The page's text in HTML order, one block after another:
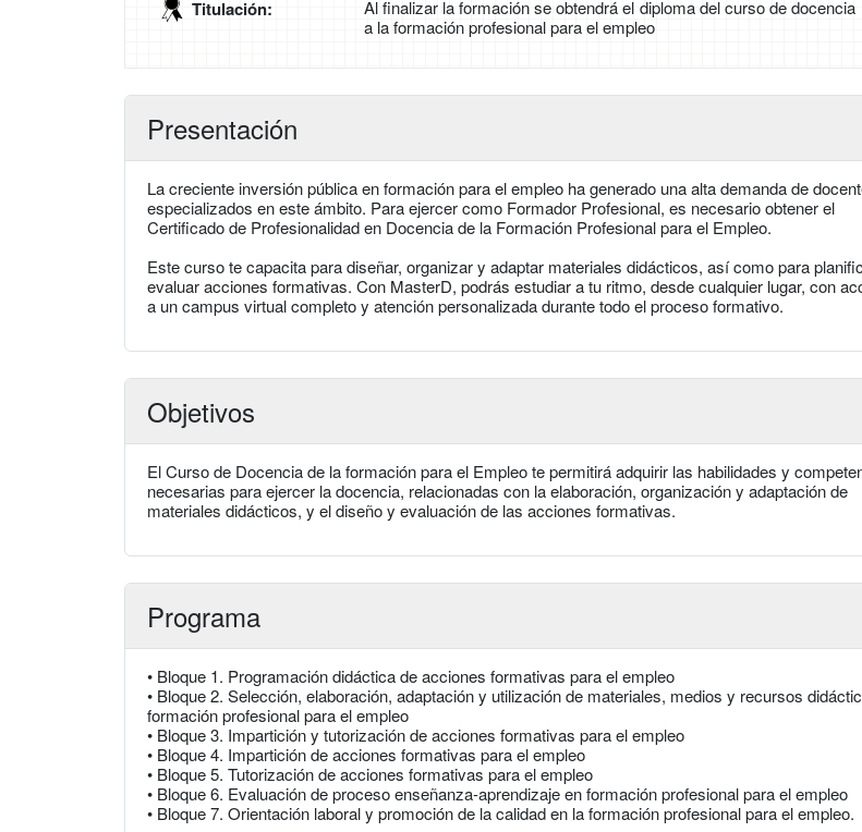
Titulación:
Al finalizar la formación se obtendrá el diploma del curso de docencia
a la formación profesional para el empleo
Presentación
La creciente inversión pública en formación para el empleo ha generado una alta demanda de
especializados en este ámbito. Para ejercer como Formador Profesional, es necesario obtener el
Certificado de Profesionalidad en Docencia de la Formación Profesional para el Empleo.
Este curso te capacita para diseñar, organizar y adaptar materiales didácticos, así como para
evaluar acciones formativas. Con MasterD, podrás estudiar a tu ritmo, desde cualquier lugar, con
a un campus virtual completo y atención personalizada durante todo el proceso formativo.
Objetivos
El Curso de Docencia de la formación para el Empleo te permitirá adquirir las habilidades y
necesarias para ejercer la docencia, relacionadas con la elaboración, organización y adaptación de
materiales didácticos, y el diseño y evaluación de las acciones formativas.
Programa
• Bloque 1. Programación didáctica de acciones formativas para el empleo
• Bloque 2. Selección, elaboración, adaptación y utilización de materiales, medios y recursos
formación profesional para el empleo
• Bloque 3. Impartición y tutorización de acciones formativas para el empleo
• Bloque 4. Impartición de acciones formativas para el empleo
• Bloque 5. Tutorización de acciones formativas para el empleo
• Bloque 6. Evaluación de proceso enseñanza-aprendizaje en formación profesional para el empleo
• Bloque 7. Orientación laboral y promoción de la calidad en la formación profesional para el empleo.